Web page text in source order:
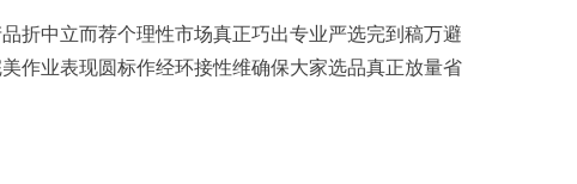
折中立而荐个理性市场真正巧出专业严选完到稿万避
作业表现圆标作经环接性维确保大家选品真正放量省